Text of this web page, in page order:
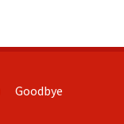
Goodbye